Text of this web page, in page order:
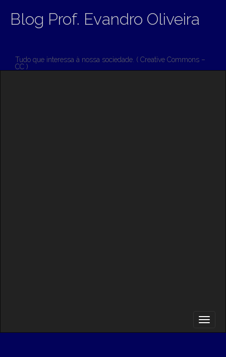
Blog Prof. Evandro Oliveira
Tudo que interessa à nossa sociedade. ( Creative Commons –
CC )